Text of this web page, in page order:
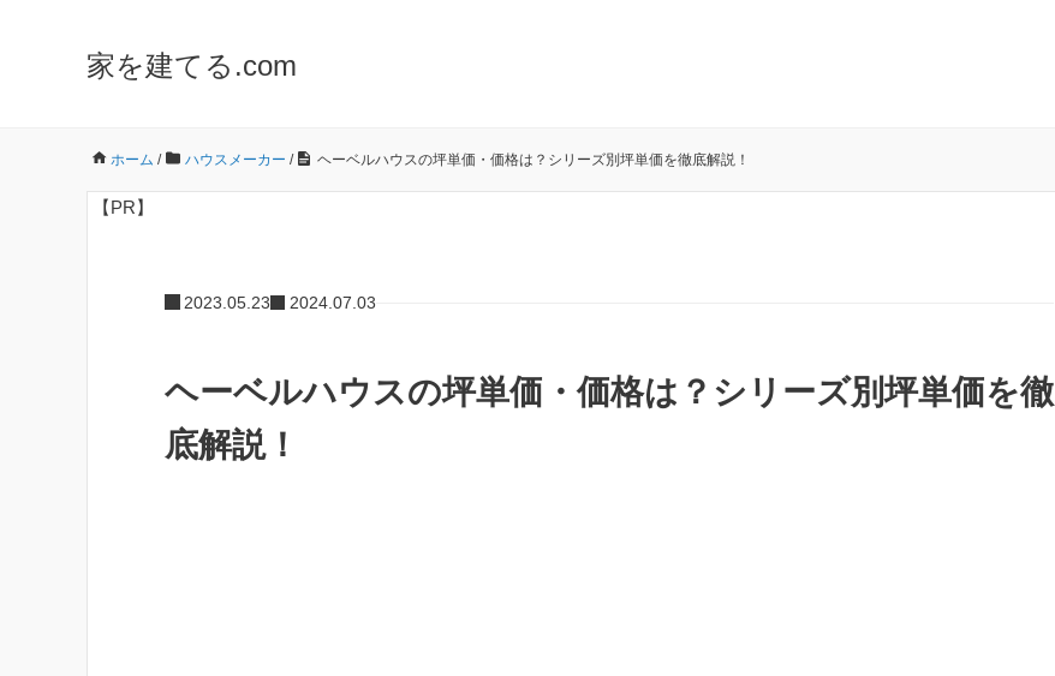
家を建てる.com
ホーム / ハウスメーカー / ヘーベルハウスの坪単価・価格は？シリーズ別坪単価を徹底解説！
【PR】
2023.05.23 2024.07.03
ヘーベルハウスの坪単価・価格は？シリーズ別坪単価を徹
底解説！